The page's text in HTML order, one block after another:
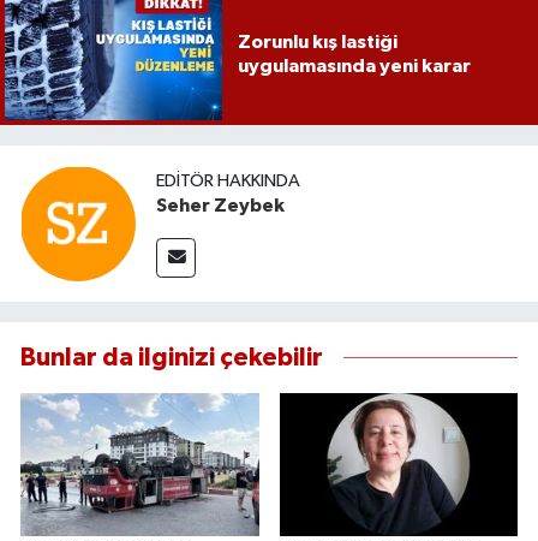
Zorunlu kış lastiği
uygulamasında yeni karar
EDITÖR HAKKINDA
Seher Zeybek
Bunlar da ilginizi çekebilir